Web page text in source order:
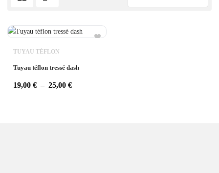
TUYAU TÉFLON
Tuyau téflon tressé dash
19,00 € – 25,00 €